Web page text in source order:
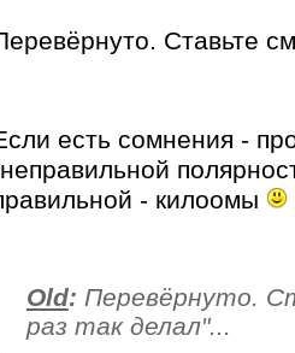
Ставьте
есть сомнения -
- килоомы
Old: Перевёрнуто.
раз так делал"...